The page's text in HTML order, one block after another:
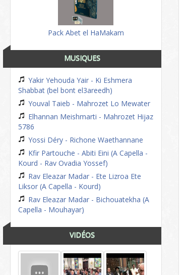
Pack Abet el HaMakam
MUSIQUES
Yakir Yehouda Yair - Ki Eshmera
Shabbat (bel bont el3areedh)
Youval Taieb - Mahrozet Lo Mewater
Elhannan Meishmarti - Mahrozet Hijaz
5786
Yossi Déry - Richone Waethannane
Kfir Partouche - Abiti Eini (A Capella -
Kourd - Rav Ovadia Yossef)
Rav Eleazar Madar - Ete Lizroa Ete
Liksor (A Capella - Kourd)
Rav Eleazar Madar - Bichouatekha (A
Capella - Mouhayar)
VIDÉOS